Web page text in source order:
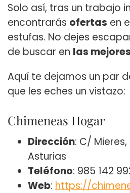
Solo así, tras un trabajo
encontrarás ofertas en
estufas. No dejes
de buscar en las
Aquí te dejamos un par
que les eches un vistazo:
Chimeneas Hogar
Dirección: C/ Mieres,
Asturias
Teléfono: 985 142
Web: https://